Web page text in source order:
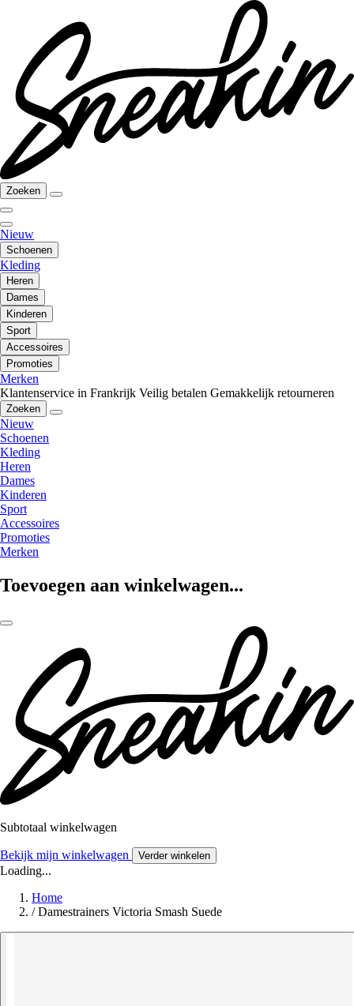
Zoeken
Nieuw
Schoenen
Kleding
Heren
Dames
Kinderen
Sport
Accessoires
Promoties
Merken
Klantenservice in Frankrijk Veilig betalen Gemakkelijk retourneren
Zoeken
Nieuw
Schoenen
Kleding
Heren
Dames
Kinderen
Sport
Accessoires
Promoties
Merken
Toevoegen aan winkelwagen...
Subtotaal winkelwagen
Bekijk mijn winkelwagen Verder winkelen
Loading...
Home
/ Damestrainers Victoria Smash Suede